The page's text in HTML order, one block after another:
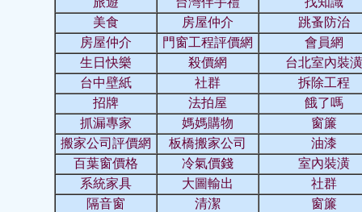
美食
房屋仲介
跳蚤防治
房屋仲介
門窗工程評價網
會員網
生日快樂
殺價網
台北室內裝潢
台中壁紙
社群
拆除工程
招牌
法拍屋
餓了嗎
抓漏專家
媽媽購物
窗簾
搬家公司評價網
板橋搬家公司
油漆
百葉窗價格
冷氣價錢
室內裝潢
系統家具
大圖輸出
社群
隔音窗
清潔
窗簾